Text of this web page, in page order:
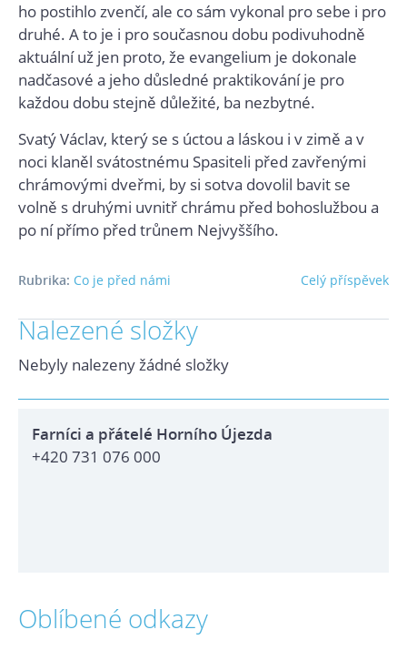
ho postihlo zvenčí, ale co sám vykonal pro sebe i pro
druhé. A to je i pro současnou dobu podivuhodně
aktuální už jen proto, že evangelium je dokonale
nadčasové a jeho důsledné praktikování je pro
každou dobu stejně důležité, ba nezbytné.
Svatý Václav, který se s úctou a láskou i v zimě a v
noci klaněl svátostnému Spasiteli před zavřenými
chrámovými dveřmi, by si sotva dovolil bavit se
volně s druhými uvnitř chrámu před bohoslužbou a
po ní přímo před trůnem Nejvyššího.
Celý příspěvek
Rubrika: Co je před námi
Nalezené složky
Nebyly nalezeny žádné složky
Farníci a přátelé Horního Újezda
+420 731 076 000
Oblíbené odkazy